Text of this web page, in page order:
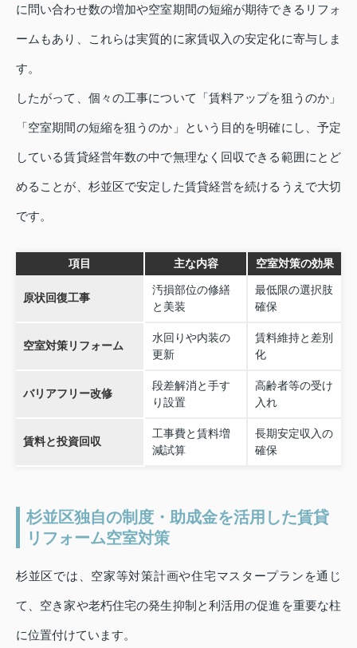
に問い合わせ数の増加や空室期間の短縮が期待できるリフォ
ームもあり、これらは実質的に家賃収入の安定化に寄与しま
す。
したがって、個々の工事について「賃料アップを狙うのか」
「空室期間の短縮を狙うのか」という目的を明確にし、予定
している賃貸経営年数の中で無理なく回収できる範囲にとど
めることが、杉並区で安定した賃貸経営を続けるうえで大切
です。
項目 主な内容 空室対策の効果
原状回復工事
汚損部位の修繕
と美装
最低限の選択肢
確保
空室対策リフォーム
水回りや内装の
更新
賃料維持と差別
化
バリアフリー改修
段差解消と手す
り設置
高齢者等の受け
入れ
賃料と投資回収
工事費と賃料増
減試算
長期安定収入の
確保
杉並区独自の制度・助成金を活用した賃貸
リフォーム空室対策
杉並区では、空家等対策計画や住宅マスタープランを通じ
て、空き家や老朽住宅の発生抑制と利活用の促進を重要な柱
に位置付けています。